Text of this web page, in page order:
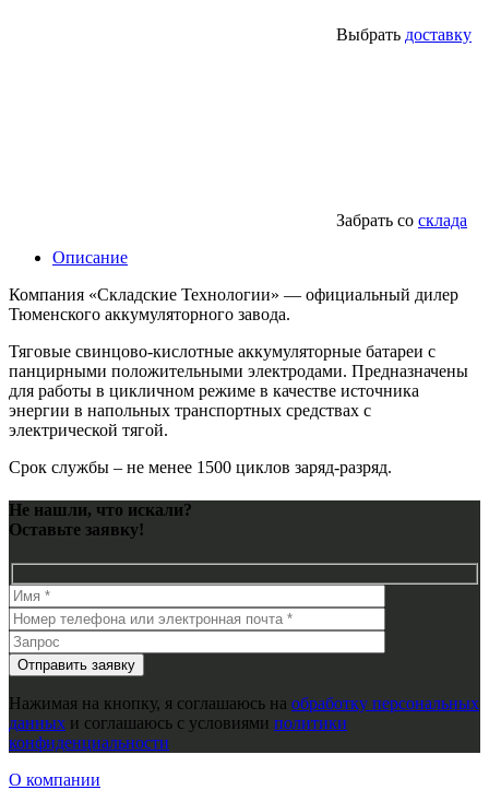
Выбрать доставку
Забрать со склада
Описание
Компания «Складские Технологии» — официальный дилер
Тюменского аккумуляторного завода.
Тяговые свинцово-кислотные аккумуляторные батареи с
панцирными положительными электродами. Предназначены
для работы в цикличном режиме в качестве источника
энергии в напольных транспортных средствах с
электрической тягой.
Срок службы – не менее 1500 циклов заряд-разряд.
Не нашли, что искали?
Оставьте заявку!
Нажимая на кнопку, я соглашаюсь на обработку персональных
данных и соглашаюсь с условиями политики
конфиденциальности
О компании